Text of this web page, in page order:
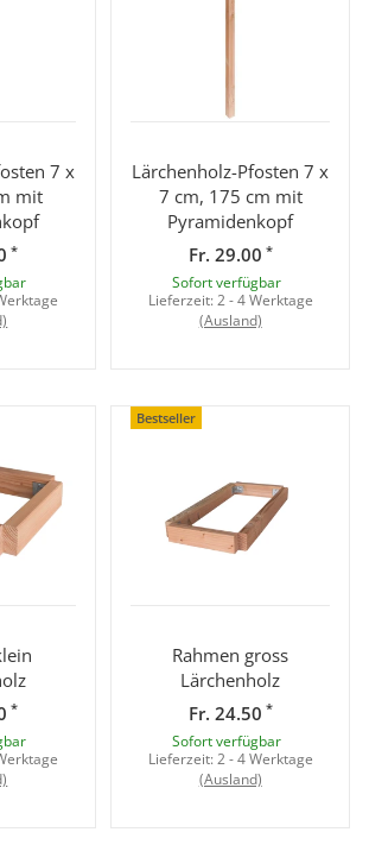
7 x
mit
*
Lärchenholz-Pfosten 7 x
7 cm, 175 cm mit
Pyramidenkopf
Fr. 29.00 *
Sofort verfügbar
Lieferzeit: 2 - 4 Werktage
(Ausland)
*
Bestseller
Rahmen gross
Lärchenholz
Fr. 24.50 *
Sofort verfügbar
Lieferzeit: 2 - 4 Werktage
(Ausland)